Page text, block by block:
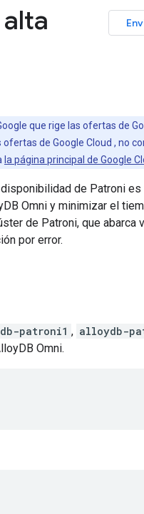
que rige las ofertas de
de Google Cloud , no
la página principal de Google
de Patroni es
Omni y minimizar el
de Patroni, que abarca
por error.
patroni1 , alloydb-
Omni.